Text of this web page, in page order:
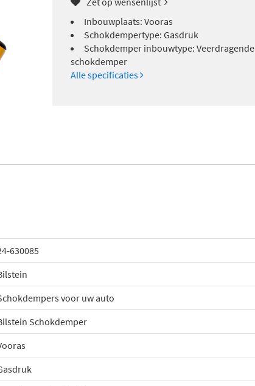
Inbouwplaats: Vooras
Schokdempertype: Gasdruk
Schokdemper inbouwtype: Veerdragende
schokdemper
Alle specificaties
630085
voor uw auto
Schokdemper